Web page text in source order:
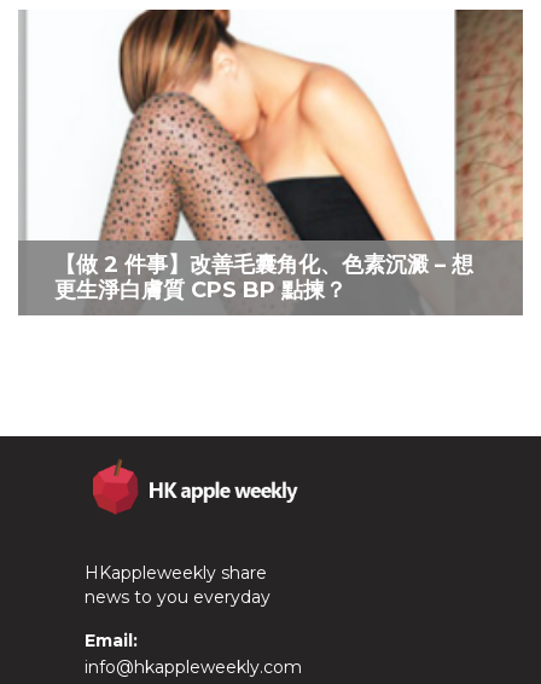
【做 2 件事】改善毛囊角化、色素沉澱 – 想
更生淨白膚質 CPS BP 點揀？
HKappleweekly share
news to you everyday
Email:
info@hkappleweekly.com